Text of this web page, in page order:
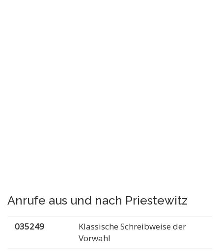
Anrufe aus und nach Priestewitz
035249
Klassische Schreibweise der
Vorwahl